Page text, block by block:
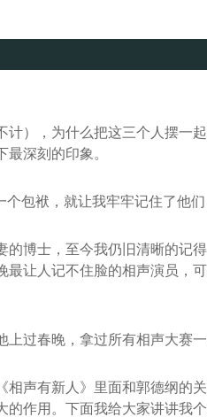
），为什么把这三个人摆一
深刻的印象。
包袱，就让我牢牢记住了他
博士，至今我仍旧清晰的记
让人记不住脸的相声演员，
过春晚，拿过所有相声大赛
声有新人》里面和郭德纲的
作用。下面我给大家讲讲我个